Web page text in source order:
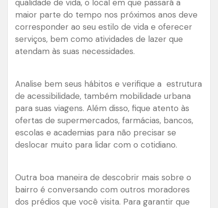
qualidade de vida, o local em que passará a
maior parte do tempo nos próximos anos deve
corresponder ao seu estilo de vida e oferecer
serviços, bem como atividades de lazer que
atendam às suas necessidades.
Analise bem seus hábitos e verifique a estrutura
de acessibilidade, também mobilidade urbana
para suas viagens. Além disso, fique atento às
ofertas de supermercados, farmácias, bancos,
escolas e academias para não precisar se
deslocar muito para lidar com o cotidiano.
Outra boa maneira de descobrir mais sobre o
bairro é conversando com outros moradores
dos prédios que você visita. Para garantir que